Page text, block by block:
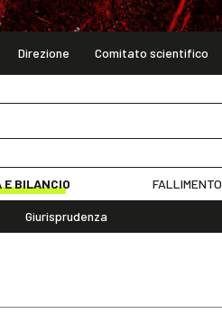
Direzione Comitato scientifico
E BILANCIO FALLIMENTO
Giurisprudenza